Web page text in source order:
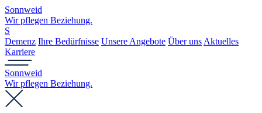
Sonnweid
Wir pflegen Beziehung.
S
Demenz Ihre Bedürfnisse Unsere Angebote Über uns Aktuelles
Karriere
Sonnweid
Wir pflegen Beziehung.